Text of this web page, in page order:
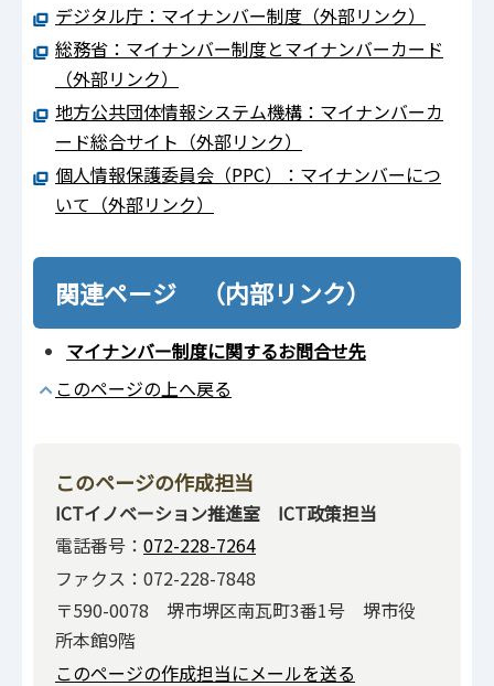
デジタル庁：マイナンバー制度（外部リンク）
総務省：マイナンバー制度とマイナンバーカード
（外部リンク）
地方公共団体情報システム機構：マイナンバーカ
ード総合サイト（外部リンク）
個人情報保護委員会（PPC）：マイナンバーにつ
いて（外部リンク）
関連ページ （内部リンク）
マイナンバー制度に関するお問合せ先
このページの上へ戻る
このページの作成担当
ICTイノベーション推進室 ICT政策担当
電話番号： 072-228-7264
ファクス：072-228-7848
〒590-0078 堺市堺区南瓦町3番1号 堺市役
所本館9階
このページの作成担当にメールを送る